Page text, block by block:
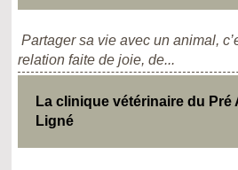
Partager sa vie avec un animal,
relation faite de joie, de...
La clinique vétérinaire du Pré
Ligné